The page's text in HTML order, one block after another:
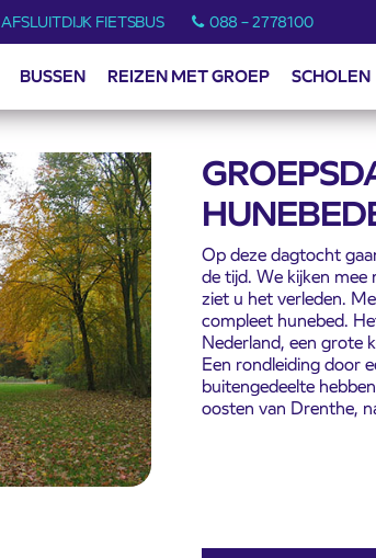
AFSLUITDIJK FIETSBUS 088 – 2778100
BUSSEN REIZEN MET GROEP SCHOLEN
Op deze dagtocht
de tijd. We kijken
ziet u het verleden.
compleet hunebed.
Nederland, een grote
Een rondleiding door
buitengedeelte
oosten van Drenthe,